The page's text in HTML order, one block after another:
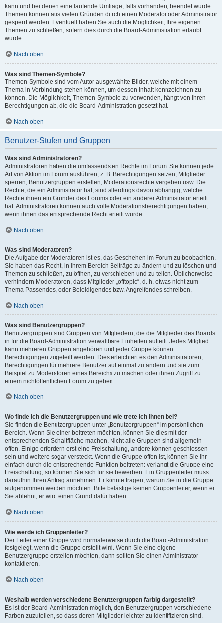
kann und bei denen eine laufende Umfrage, falls vorhanden, beendet wurde.
Themen können aus vielen Gründen durch einen Moderator oder Administrator
gesperrt werden. Eventuell haben Sie auch die Möglichkeit, Ihre eigenen
Themen zu schließen, sofern dies durch die Board-Administration erlaubt
wurde.
Nach oben
Was sind Themen-Symbole?
Themen-Symbole sind vom Autor ausgewählte Bilder, welche mit einem
Thema in Verbindung stehen können, um dessen Inhalt kennzeichnen zu
können. Die Möglichkeit, Themen-Symbole zu verwenden, hängt von Ihren
Berechtigungen ab, die die Board-Administration gesetzt hat.
Nach oben
Benutzer-Stufen und Gruppen
Was sind Administratoren?
Administratoren haben die umfassendsten Rechte im Forum. Sie können jede
Art von Aktion im Forum ausführen; z. B. Berechtigungen setzen, Mitglieder
sperren, Benutzergruppen erstellen, Moderationsrechte vergeben usw. Die
Rechte, die ein Administrator hat, sind allerdings davon abhängig, welche
Rechte ihnen ein Gründer des Forums oder ein anderer Administrator erteilt
hat. Administratoren können auch volle Moderationsberechtigungen haben,
wenn ihnen das entsprechende Recht erteilt wurde.
Nach oben
Was sind Moderatoren?
Die Aufgabe der Moderatoren ist es, das Geschehen im Forum zu beobachten.
Sie haben das Recht, in ihrem Bereich Beiträge zu ändern und zu löschen und
Themen zu schließen, zu öffnen, zu verschieben und zu teilen. Üblicherweise
verhindern Moderatoren, dass Mitglieder „offtopic“, d. h. etwas nicht zum
Thema Passendes, oder Beleidigendes bzw. Angreifendes schreiben.
Nach oben
Was sind Benutzergruppen?
Benutzergruppen sind Gruppen von Mitgliedern, die die Mitglieder des Boards
in für die Board-Administration verwaltbare Einheiten aufteilt. Jedes Mitglied
kann mehreren Gruppen angehören und jeder Gruppe können
Berechtigungen zugeteilt werden. Dies erleichtert es den Administratoren,
Berechtigungen für mehrere Benutzer auf einmal zu ändern und sie zum
Beispiel zu Moderatoren eines Bereichs zu machen oder ihnen Zugriff zu
einem nichtöffentlichen Forum zu geben.
Nach oben
Wo finde ich die Benutzergruppen und wie trete ich ihnen bei?
Sie finden die Benutzergruppen unter „Benutzergruppen“ im persönlichen
Bereich. Wenn Sie einer beitreten möchten, können Sie dies mit der
entsprechenden Schaltfläche machen. Nicht alle Gruppen sind allgemein
offen. Einige erfordern erst eine Freischaltung, andere können geschlossen
sein und weitere sogar versteckt. Wenn die Gruppe offen ist, können Sie ihr
einfach durch die entsprechende Funktion beitreten; verlangt die Gruppe eine
Freischaltung, so können Sie sich für sie bewerben. Ein Gruppenleiter muss
daraufhin Ihren Antrag annehmen. Er könnte fragen, warum Sie in die Gruppe
aufgenommen werden möchten. Bitte belästige keinen Gruppenleiter, wenn er
Sie ablehnt, er wird einen Grund dafür haben.
Nach oben
Wie werde ich Gruppenleiter?
Der Leiter einer Gruppe wird normalerweise durch die Board-Administration
festgelegt, wenn die Gruppe erstellt wird. Wenn Sie eine eigene
Benutzergruppe erstellen möchten, dann sollten Sie einen Administrator
kontaktieren.
Nach oben
Weshalb werden verschiedene Benutzergruppen farbig dargestellt?
Es ist der Board-Administration möglich, den Benutzergruppen verschiedene
Farben zuzuteilen, so dass deren Mitglieder leichter zu identifizieren sind.